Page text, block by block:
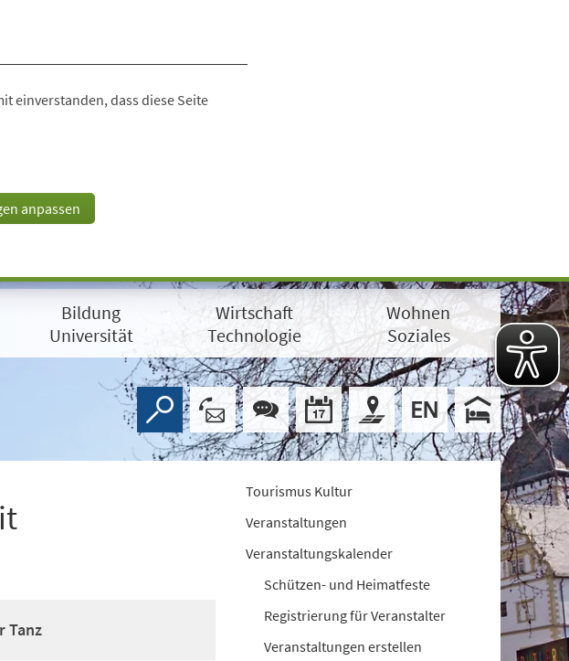
einverstanden, dass diese Seite
anpassen
Bildung
Universität
Wirtschaft
Technologie
Wohnen
Soziales
Tanz
Tourismus Kultur
Veranstaltungen
Veranstaltungskalender
Schützen- und Heimatfeste
Registrierung für Veranstalter
Veranstaltungen erstellen